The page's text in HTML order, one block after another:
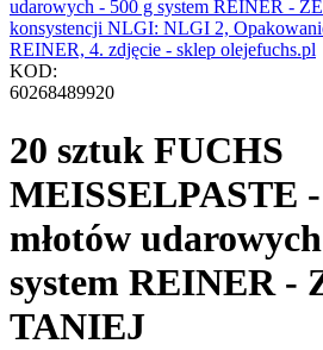
KOD:
60268489920
20 sztuk FUCHS
MEISSELPASTE
młotów
system REINER -
TANIEJ